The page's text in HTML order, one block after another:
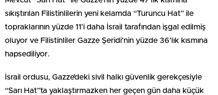
sıkıştırılan Filistinlilerin yeni kelamda “Turuncu Hat” ile
topraklarının yüzde 11’i daha İsrail tarafından işgal edilmiş
oluyor ve Filistinliler Gazze Şeridi’nin yüzde 36’lık kısmına
hapsediliyor.
İsrail ordusu, Gazze’deki sivil halkı güvenlik gerekçesiyle
“Sarı Hat”ta yaklaştırmazken her geçen gün daha küçük